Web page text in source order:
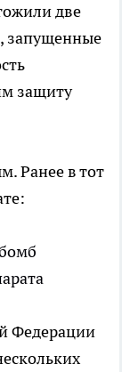
две
запущенные
защиту
Ранее в тот
Федерации